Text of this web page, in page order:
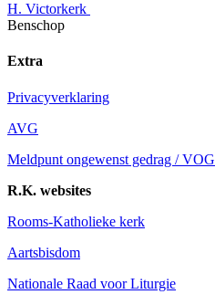
H. Victorkerk
Benschop
Extra
Privacyverklaring
AVG
Meldpunt ongewenst gedrag / VOG
R.K. websites
Rooms-Katholieke kerk
Aartsbisdom
Nationale Raad voor Liturgie